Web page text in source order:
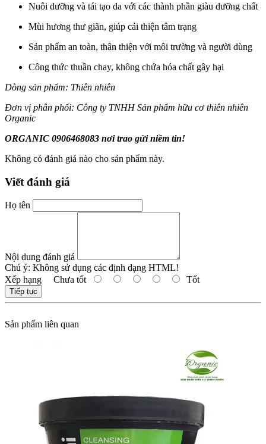
Nuôi dưỡng và tái tạo da với các thành phần giàu dưỡng chất
Mùi hương thư giãn, giúp cải thiện tâm trạng
Sản phẩm an toàn, thân thiện với môi trường và người dùng
Công thức thuần chay, không chứa hóa chất gây hại
Dòng sản phẩm: Thiên nhiên
Đơn vị phân phối: Công ty TNHH Sản phẩm hữu cơ thiên nhiên
Organic
ORGANIC 0906468083 nơi trao gửi niềm tin!
Không có đánh giá nào cho sản phẩm này.
Viết đánh giá
Họ tên
Nội dung đánh giá
Chú ý: Không sử dụng các định dạng HTML!
Xếp hạng Chưa tốt Tốt
Tiếp tục
Sản phẩm liên quan